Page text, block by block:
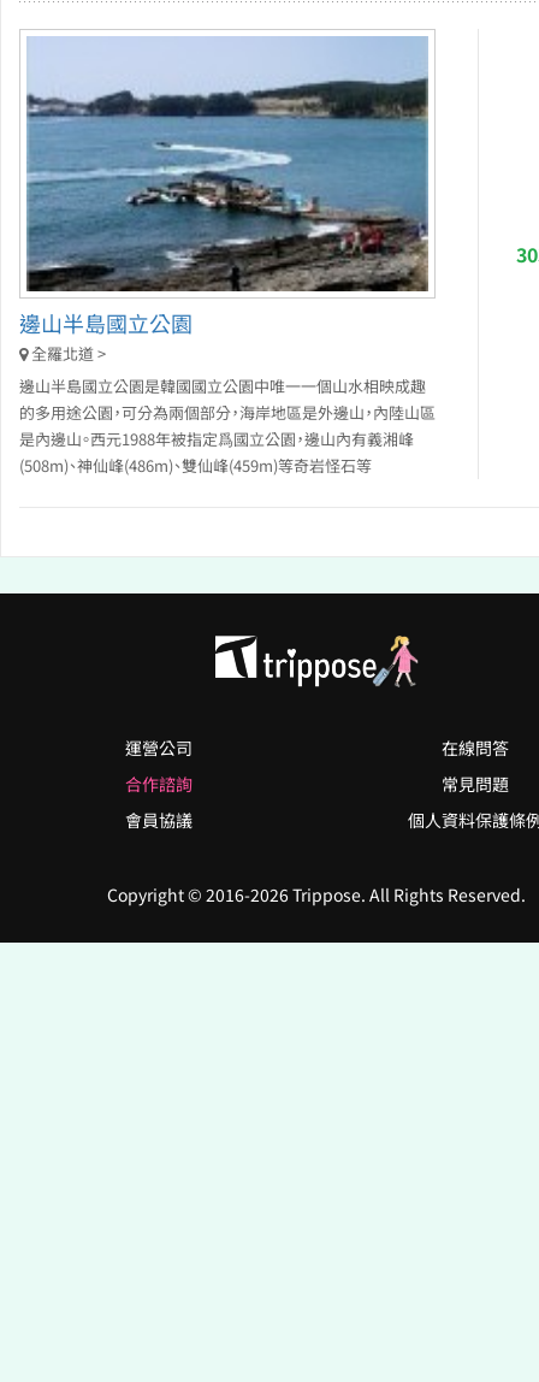
邊山半島國立公園
全羅北道 >
邊山半島國立公園是韓國國立公園中唯一一個山水相映成趣
的多用途公園，可分為兩個部分，海岸地區是外邊山，內陸山區
是內邊山。西元1988年被指定爲國立公園，邊山內有義湘峰
(508m)、神仙峰(486m)、雙仙峰(459m)等奇岩怪石等
運營公司
合作諮詢
會員協議
在線問答
常見問題
個人資料保護條
Copyright © 2016-2026 Trippose. All Rights Reserved.